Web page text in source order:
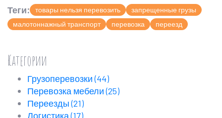
Теги: товары нельзя перевозить
запрещенные грузы
малотоннажный транспорт
перевозка переезд
Категории
Грузоперевозки(44)
Перевозка мебели(25)
Переезды(21)
Логистика(17)